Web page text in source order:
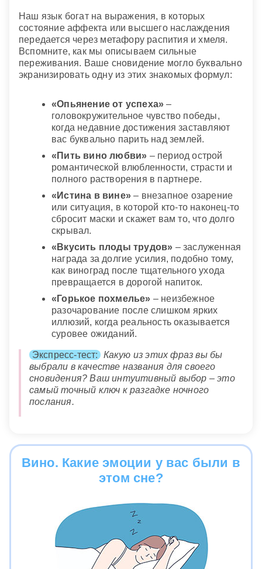
Находиться во сне в винном погребе — вскоре
вы можете стать темой для разговоров и сплетен,
видеть его снаружи — к удачному вложению
денег, полезным сбережениям.
Сонник XXI века
Наш язык богат на выражения, в которых
состояние аффекта или высшего наслаждения
передается через метафору распития и хмеля.
Вспомните, как мы описываем сильные
переживания. Ваше сновидение могло буквально
экранизировать одну из этих знакомых формул:
«Опьянение от успеха» –
головокружительное чувство победы,
когда недавние достижения заставляют
вас буквально парить над землей.
«Пить вино любви» – период острой
романтической влюбленности, страсти и
полного растворения в партнере.
«Истина в вине» – внезапное озарение
или ситуация, в которой кто-то наконец-то
сбросит маски и скажет вам то, что долго
скрывал.
«Вкусить плоды трудов» – заслуженная
награда за долгие усилия, подобно тому,
как виноград после тщательного ухода
превращается в дорогой напиток.
«Горькое похмелье» – неизбежное
разочарование после слишком ярких
иллюзий, когда реальность оказывается
суровее ожиданий.
Экспресс-тест:
Какую из этих фраз вы бы
выбрали в качестве названия для своего
сновидения? Ваш интуитивный выбор – это
самый точный ключ к разгадке ночного
послания.
Вино. Какие эмоции у вас были в
этом сне?